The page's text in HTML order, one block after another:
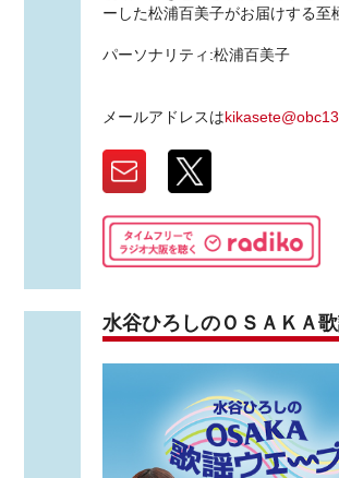
ーした松浦百美子がお届けする至
パーソナリティ:松浦百美子
メールアドレスは
水谷ひろしのＯＳＡＫＡ